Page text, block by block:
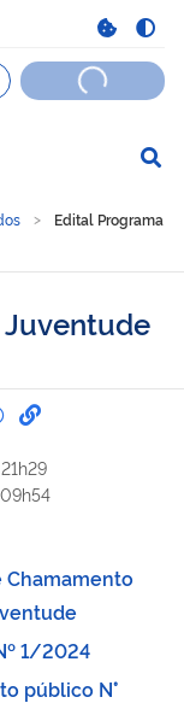
Edital Programa
Juventude
por Facebook
por Twitter
por
Compartilhe
link para
1/2024
público N°